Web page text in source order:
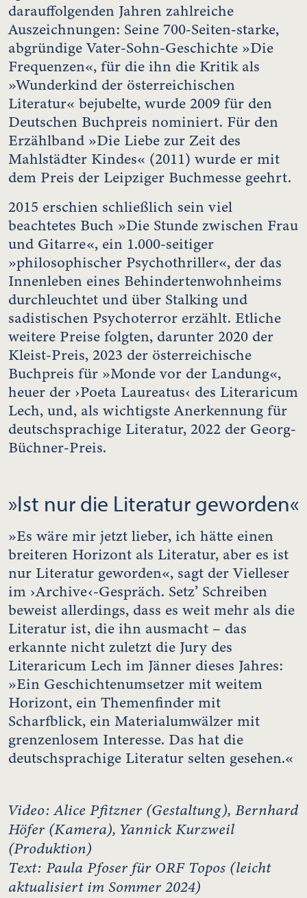
darauffolgenden Jahren zahlreiche
Auszeichnungen: Seine 700-Seiten-starke,
abgründige Vater-Sohn-Geschichte »Die
Frequenzen«, für die ihn die Kritik als
»Wunderkind der österreichischen
Literatur« bejubelte, wurde 2009 für den
Deutschen Buchpreis nominiert. Für den
Erzählband »Die Liebe zur Zeit des
Mahlstädter Kindes« (2011) wurde er mit
dem Preis der Leipziger Buchmesse geehrt.
2015 erschien schließlich sein viel
beachtetes Buch »Die Stunde zwischen Frau
und Gitarre«, ein 1.000-seitiger
»philosophischer Psychothriller«, der das
Innenleben eines Behindertenwohnheims
durchleuchtet und über Stalking und
sadistischen Psychoterror erzählt. Etliche
weitere Preise folgten, darunter 2020 der
Kleist-Preis, 2023 der österreichische
Buchpreis für »Monde vor der Landung«,
heuer der ›Poeta Laureatus‹ des Literaricum
Lech, und, als wichtigste Anerkennung für
deutschsprachige Literatur, 2022 der Georg-
Büchner-Preis.
»Ist nur die Literatur geworden«
»Es wäre mir jetzt lieber, ich hätte einen
breiteren Horizont als Literatur, aber es ist
nur Literatur geworden«, sagt der Vielleser
im ›Archive‹-Gespräch. Setz’ Schreiben
beweist allerdings, dass es weit mehr als die
Literatur ist, die ihn ausmacht – das
erkannte nicht zuletzt die Jury des
Literaricum Lech im Jänner dieses Jahres:
»Ein Geschichtenumsetzer mit weitem
Horizont, ein Themenfinder mit
Scharfblick, ein Materialumwälzer mit
grenzenlosem Interesse. Das hat die
deutschsprachige Literatur selten gesehen.«
Video: Alice Pfitzner (Gestaltung), Bernhard
Höfer (Kamera), Yannick Kurzweil
(Produktion)
Text: Paula Pfoser für ORF Topos (leicht
aktualisiert im Sommer 2024)